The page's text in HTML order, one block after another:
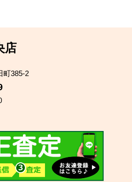
店
町385-2